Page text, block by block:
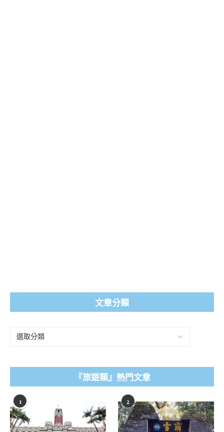
文章分類
『旅遊類』熱門文章
1 2